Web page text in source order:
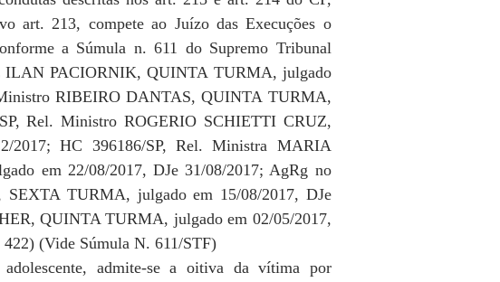
art. 213, compete ao Juízo das Execuções o
a Súmula n. 611 do Supremo Tribunal
ILAN PACIORNIK, QUINTA TURMA, julgado
RIBEIRO DANTAS, QUINTA TURMA,
Rel. Ministro ROGERIO SCHIETTI CRUZ,
2017; HC 396186/SP, Rel. Ministra MARIA
em 22/08/2017, DJe 31/08/2017; AgRg no
TURMA, julgado em 15/08/2017, DJe
QUINTA TURMA, julgado em 02/05/2017,
(Vide Súmula N. 611/STF)
admite-se a oitiva da vítima por